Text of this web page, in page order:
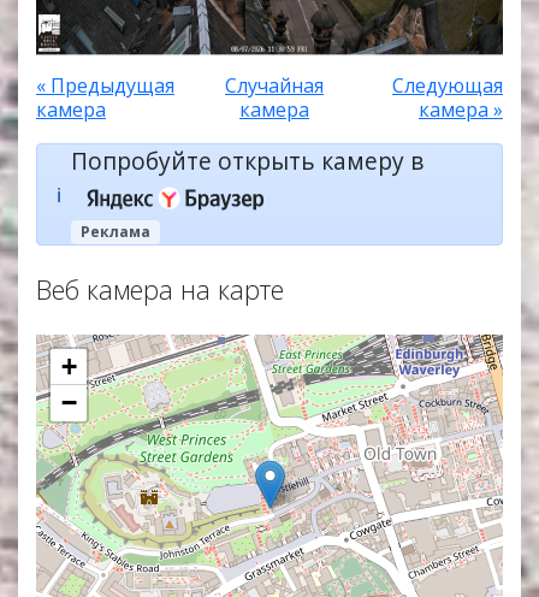
« Предыдущая
камера
Случайная
камера
Следующая
камера »
ℹ️
Попробуйте открыть камеру в
Реклама
Веб камера на карте
+
−